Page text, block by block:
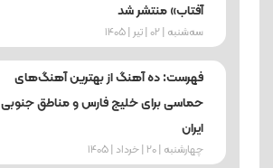
آفتاب» منتشر شد
ﺳﻪشنبه | 02 | تیر | 1405
فهرست: ده آهنگ از بهترین آهنگ‌های
حماسی برای خلیج فارس و مناطق جنوبی
ایران
چهارشنبه | 20 | خرداد | 1405